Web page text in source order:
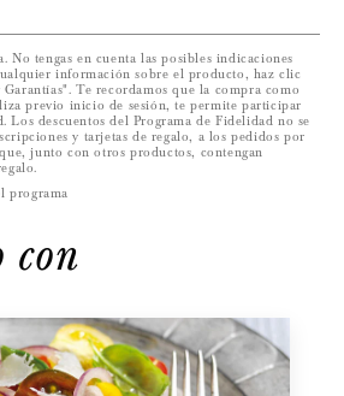
No tengas en cuenta las posibles indicaciones
información sobre el producto, haz clic
Te recordamos que la compra como
previo inicio de sesión, te permite participar
Los descuentos del Programa de Fidelidad no se
y tarjetas de regalo, a los pedidos por
junto con otros productos, contengan
programa
con